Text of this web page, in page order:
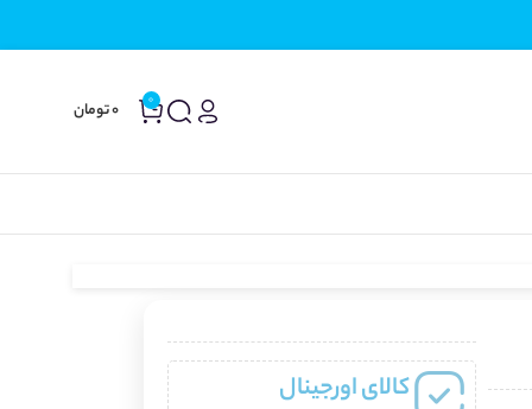
0
0تومان
کالای اورجینال